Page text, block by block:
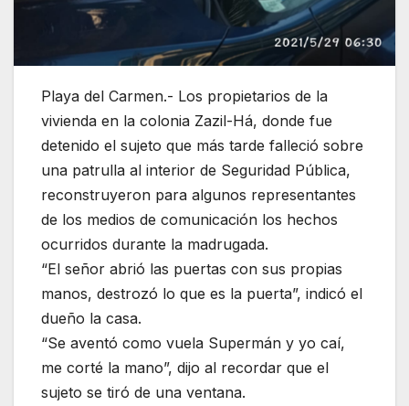
Playa del Carmen.- Los propietarios de la
vivienda en la colonia Zazil-Há, donde fue
detenido el sujeto que más tarde falleció sobre
una patrulla al interior de Seguridad Pública,
reconstruyeron para algunos representantes
de los medios de comunicación los hechos
ocurridos durante la madrugada.
“El señor abrió las puertas con sus propias
manos, destrozó lo que es la puerta”, indicó el
dueño la casa.
“Se aventó como vuela Supermán y yo caí,
me corté la mano”, dijo al recordar que el
sujeto se tiró de una ventana.